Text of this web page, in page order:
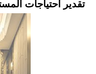
تقدير احتياجات